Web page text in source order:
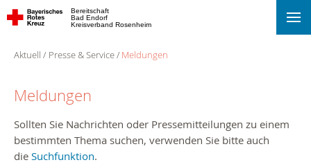
Bereitschaft
Bad Endorf
Kreisverband Rosenheim
Aktuell Presse & Service Meldungen
Meldungen
Sollten Sie Nachrichten oder Pressemitteilungen zu einem
bestimmten Thema suchen, verwenden Sie bitte auch
die Suchfunktion.